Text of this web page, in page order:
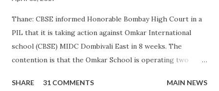
Thane: CBSE informed Honorable Bombay High Court in a
PIL that it is taking action against Omkar International
school (CBSE) MIDC Dombivali East in 8 weeks. The
contention is that the Omkar School is operating two
affiliation norms no other board school can operate in
SHARE 31 COMMENTS MAIN NEWS